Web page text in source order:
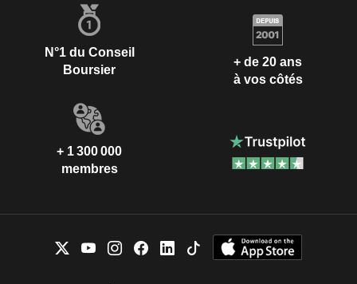
N°1 du Conseil
Boursier
+ de 20 ans
à vos côtés
+ 1 300 000
membres